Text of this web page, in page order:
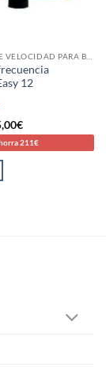
12
€El
precio
actual
es:
211€